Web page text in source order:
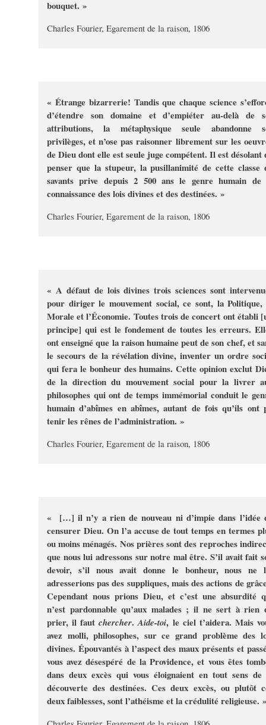
bouquet. »
Charles Fourier, Egarement de la raison, 1806
« Étrange bizarrerie! Tandis que chaque science
d’étendre son domaine et d’empiéter au-delà de
attributions, la métaphysique seule abandonne
privilèges, et n’ose pas raisonner librement sur les
de Dieu dont elle est seule juge compétent. Il est désolant
penser que la stupeur, la pusillanimité de cette classe
savants prive depuis 2 500 ans le genre humain de
connaissance des lois divines et des destinées. »
Charles Fourier, Egarement de la raison, 1806
« A défaut de lois divines trois sciences sont
pour diriger le mouvement social, ce sont, la Politique,
Morale et l’Économie. Toutes trois de concert ont établi
principe] qui est le fondement de toutes les erreurs.
ont enseigné que la raison humaine peut de son chef, et
le secours de la révélation divine, inventer un ordre
qui fera le bonheur des humains. Cette opinion exclut
de la direction du mouvement social pour la livrer
philosophes qui ont de temps immémorial conduit le
humain d’abîmes en abîmes, autant de fois qu’ils ont
tenir les rênes de l’administration. »
Charles Fourier, Egarement de la raison, 1806
« […] il n’y a rien de nouveau ni d’impie dans l’idée
censurer Dieu. On l’a accuse de tout temps en termes
ou moins ménagés. Nos prières sont des reproches
que nous lui adressons sur notre mal être. S’il avait fait
devoir, s’il nous avait donne le bonheur, nous ne
adresserions pas des suppliques, mais des actions de
Cependant nous prions Dieu, et c’est une absurdité
n’est pardonnable qu’aux malades ; il ne sert à rien
prier, il fautchercher.Aide-toi, le ciel t’aidera. Mais
avez molli, philosophes, sur ce grand problème des
divines. Épouvantés à l’aspect des maux présents et
vous avez désespéré de la Providence, et vous êtes
dans deux excès qui vous éloignaient en tout sens de
découverte des destinées. Ces deux excès, ou plutôt
deux faiblesses, sont l’athéisme et la crédulité religieuse. »